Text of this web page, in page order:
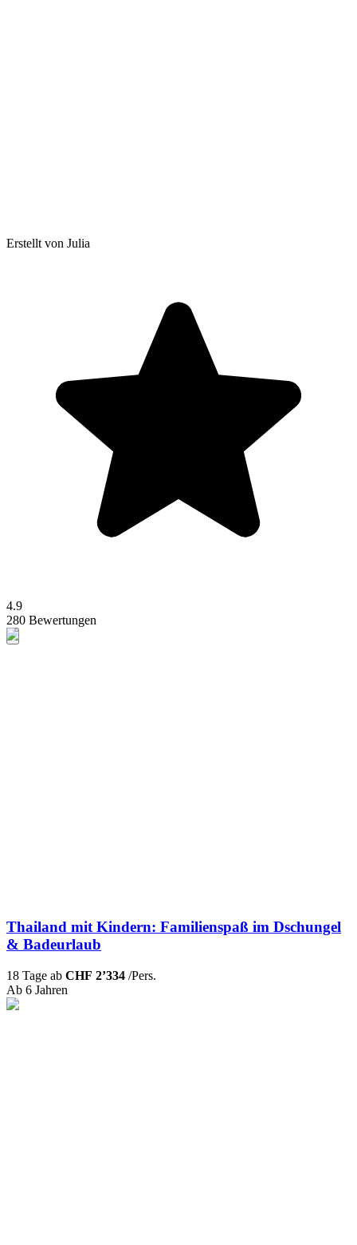
Erstellt von Julia
4.9
280 Bewertungen
Thailand mit Kindern: Familienspaß im Dschungel
& Badeurlaub
18 Tage ab CHF 2’334 /Pers.
Ab 6 Jahren